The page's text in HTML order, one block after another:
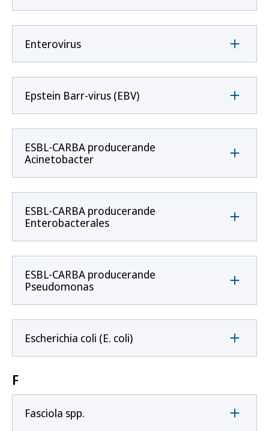
Enterovirus
Epstein Barr-virus (EBV)
ESBL-CARBA producerande
Acinetobacter
ESBL-CARBA producerande
Enterobacterales
ESBL-CARBA producerande
Pseudomonas
Escherichia coli (E. coli)
F
Fasciola spp.